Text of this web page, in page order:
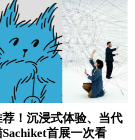
荐！沉浸式体验、当代
首展一次看